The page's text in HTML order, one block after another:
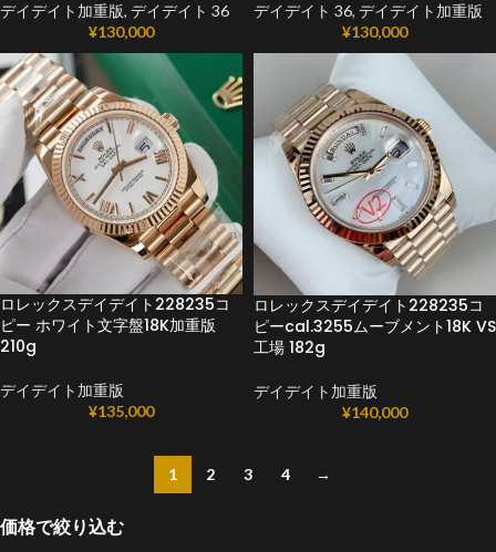
価格で絞り込む
デイデイト加重版, デイデイト 36
¥130,000
デイデイト 36, デイデイト加重版
¥130,000
ロレックスデイデイト228235コ
ピー ホワイト文字盤18K加重版
210g
デイデイト加重版
¥135,000
ロレックスデイデイト228235コ
ピーcal.3255ムーブメント18K VS
工場 182g
デイデイト加重版
¥140,000
1 2 3 4 →